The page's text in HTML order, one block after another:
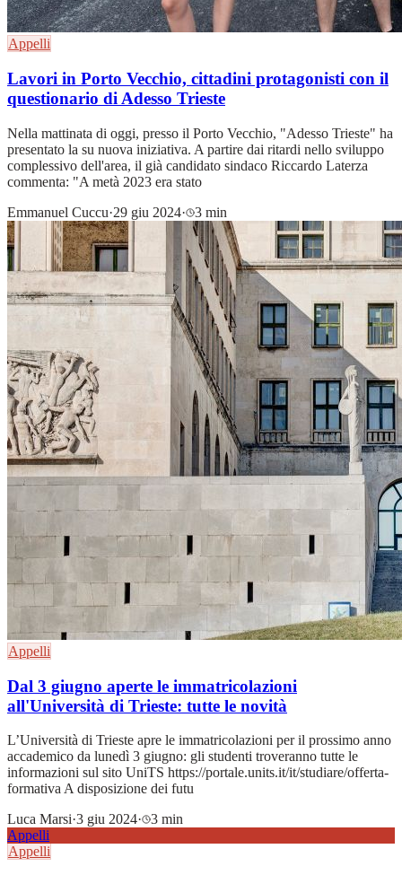
Appelli
Lavori in Porto Vecchio, cittadini protagonisti con il
questionario di Adesso Trieste
Nella mattinata di oggi, presso il Porto Vecchio, "Adesso Trieste" ha
presentato la su nuova iniziativa. A partire dai ritardi nello sviluppo
complessivo dell'area, il già candidato sindaco Riccardo Laterza
commenta: "A metà 2023 era stato
Emmanuel Cuccu·29 giu 2024· 3 min
Appelli
Dal 3 giugno aperte le immatricolazioni
all'Università di Trieste: tutte le novità
L’Università di Trieste apre le immatricolazioni per il prossimo anno
accademico da lunedì 3 giugno: gli studenti troveranno tutte le
informazioni sul sito UniTS https://portale.units.it/it/studiare/offerta-
formativa A disposizione dei futu
Luca Marsi·3 giu 2024·
3 min
Appelli
Appelli